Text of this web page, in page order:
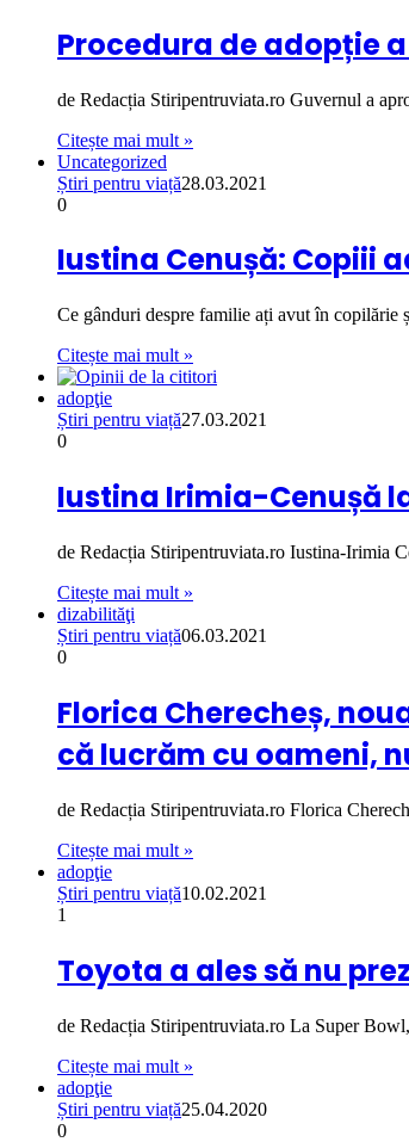
Procedura de adopție
de Redacția Stiripentruviata.ro Guvernul a
Citește mai mult »
Uncategorized
Știri pentru viață28.03.2021
0
Iustina Cenușă: Copiii
Ce gânduri despre familie ați avut în
Citește mai mult »
adopţie
Știri pentru viață27.03.2021
0
Iustina Irimia-Cenușă
de Redacția Stiripentruviata.ro Iustina-Irimia
Citește mai mult »
dizabilităţi
Știri pentru viață06.03.2021
0
Florica Cherecheș,
că lucrăm cu oameni,
de Redacția Stiripentruviata.ro Florica
Citește mai mult »
adopţie
Știri pentru viață10.02.2021
1
Toyota a ales să nu
de Redacția Stiripentruviata.ro La Super
Citește mai mult »
adopţie
Știri pentru viață25.04.2020
0